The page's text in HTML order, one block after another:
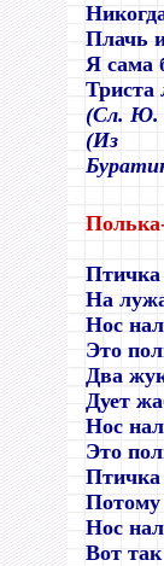
Плачь
Я сама
Триста
(Сл. Ю.
(Из
Птичка
На
Нос
Это
Два
Дует
Нос
Это
Птичка
Потому
Нос
Вот